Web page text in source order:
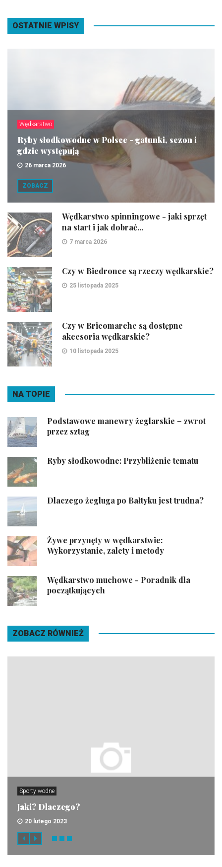
OSTATNIE WPISY
Wędkarstwo
Ryby słodkowodne w Polsce - gatunki, sezon i
gdzie występują
26 marca 2026
ZOBACZ
Wędkarstwo spinningowe - jaki sprzęt
na start i jak dobrać...
7 marca 2026
Czy w Biedronce są rzeczy wędkarskie?
25 listopada 2025
Czy w Bricomarche są dostępne
akcesoria wędkarskie?
10 listopada 2025
NA TOPIE
Podstawowe manewry żeglarskie – zwrot
przez sztag
Ryby słodkowodne: Przybliżenie tematu
Dlaczego żegluga po Bałtyku jest trudna?
Żywe przynęty w wędkarstwie:
Wykorzystanie, zalety i metody
Wędkarstwo muchowe - Poradnik dla
początkujących
ZOBACZ RÓWNIEŻ
Sporty wodne
Jaki? Dlaczego?
20 lutego 2023